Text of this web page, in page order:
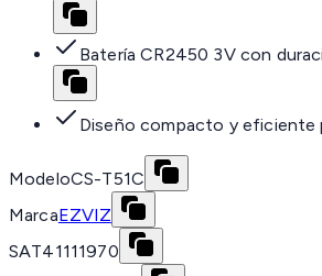
Batería CR2450 3V con
Diseño compacto y eficiente
ModeloCS-T51C
MarcaEZVIZ
SAT41111970